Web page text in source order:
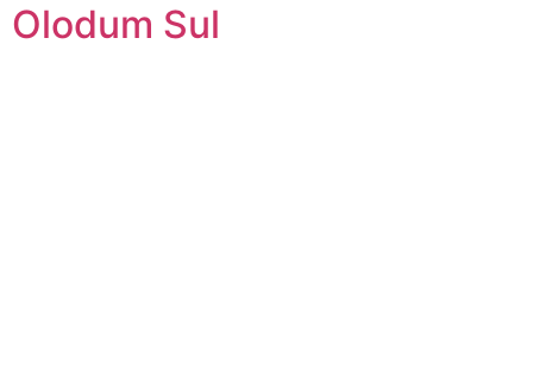
Olodum Sul